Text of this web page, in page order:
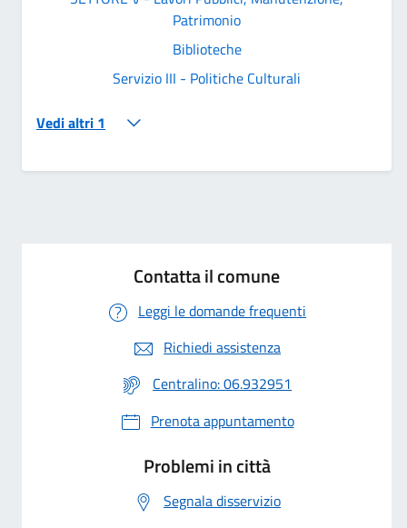
Patrimonio
Biblioteche
Servizio III - Politiche Culturali
Vedi altri 1
Contatta il comune
Leggi le domande frequenti
Richiedi assistenza
Centralino: 06.932951
Prenota appuntamento
Problemi in città
Segnala disservizio